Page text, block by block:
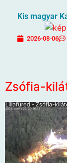
Kis magyar
2026-08-06
Zsófia-